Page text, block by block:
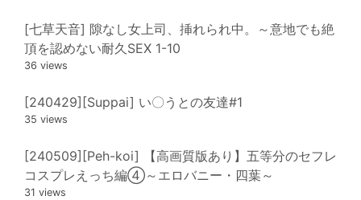
[七草天音] 隙なし女上司、挿れられ中。～意地でも絶
頂を認めない耐久SEX 1-10
36 views
[240429][Suppai] い〇うとの友達#1
35 views
[240509][Peh-koi] 【高画質版あり】五等分のセフレ
コスプレえっち編④～エロバニー・四葉～
31 views